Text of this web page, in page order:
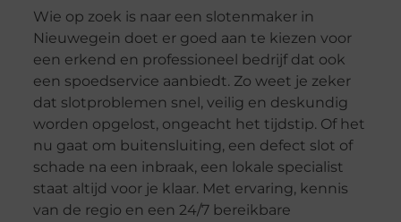
Wie op zoek is naar een slotenmaker in
Nieuwegein doet er goed aan te kiezen voor
een erkend en professioneel bedrijf dat ook
een spoedservice aanbiedt. Zo weet je zeker
dat slotproblemen snel, veilig en deskundig
worden opgelost, ongeacht het tijdstip. Of het
nu gaat om buitensluiting, een defect slot of
schade na een inbraak, een lokale specialist
staat altijd voor je klaar. Met ervaring, kennis
van de regio en een 24/7 bereikbare